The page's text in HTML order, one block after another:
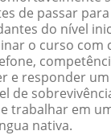
de passar
do nível
o curso com
e responder
de
trabalhar em
nativa.